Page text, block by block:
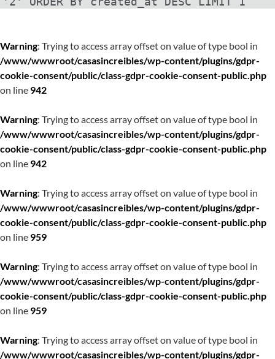
Warning: Trying to access array offset on value of type bool in
/www/wwwroot/casasincreibles/wp-content/plugins/gdpr-
cookie-consent/public/class-gdpr-cookie-consent-public.php
on line 942
Warning: Trying to access array offset on value of type bool in
/www/wwwroot/casasincreibles/wp-content/plugins/gdpr-
cookie-consent/public/class-gdpr-cookie-consent-public.php
on line 942
Warning: Trying to access array offset on value of type bool in
/www/wwwroot/casasincreibles/wp-content/plugins/gdpr-
cookie-consent/public/class-gdpr-cookie-consent-public.php
on line 959
Warning: Trying to access array offset on value of type bool in
/www/wwwroot/casasincreibles/wp-content/plugins/gdpr-
cookie-consent/public/class-gdpr-cookie-consent-public.php
on line 959
Warning: Trying to access array offset on value of type bool in
/www/wwwroot/casasincreibles/wp-content/plugins/gdpr-